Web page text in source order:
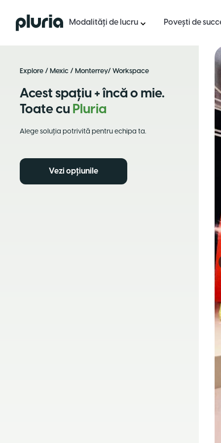
Logo Pluria Modalități de lucru Povești de
Explore / Mexic / Monterrey/ Workspace
Acest spațiu + încă o mie.
Toate cu Pluria
Alege soluția potrivită pentru echipa ta.
Vezi opțiunile